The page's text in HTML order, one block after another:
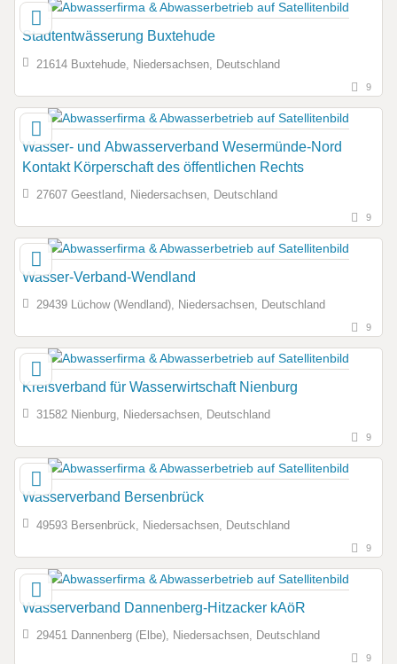
Stadtentwässerung Buxtehude
21614 Buxtehude, Niedersachsen, Deutschland
9
Wasser- und Abwasserverband Wesermünde-Nord
Kontakt Körperschaft des öffentlichen Rechts
27607 Geestland, Niedersachsen, Deutschland
9
Wasser-Verband-Wendland
29439 Lüchow (Wendland), Niedersachsen, Deutschland
9
Kreisverband für Wasserwirtschaft Nienburg
31582 Nienburg, Niedersachsen, Deutschland
9
Wasserverband Bersenbrück
49593 Bersenbrück, Niedersachsen, Deutschland
9
Wasserverband Dannenberg-Hitzacker kAöR
29451 Dannenberg (Elbe), Niedersachsen, Deutschland
9